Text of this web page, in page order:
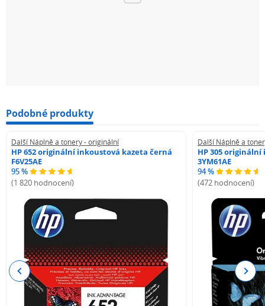
Podobné produkty
Další Náplně a tonery - originální
HP 652 originální inkoustová kazeta černá
F6V25AE
95 %
(1 820 hodnocení)
Další Náplně a
HP 305
3YM61AE
94 %
(472 hodnocení)
Previous Next